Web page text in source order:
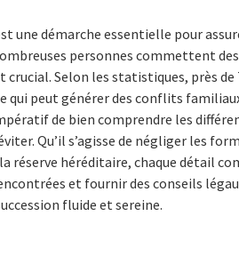
une démarche essentielle pour
personnes commettent
crucial. Selon les statistiques, près
peut générer des conflits
de bien comprendre les
Qu’il s’agisse de négliger les
réserve héréditaire, chaque détail
et fournir des conseils
fluide et sereine.